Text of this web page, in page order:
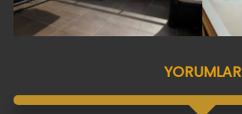
YORUMLAR